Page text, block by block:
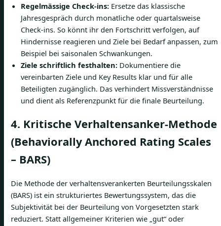
Regelmässige Check-ins: Ersetze das klassische
Jahresgespräch durch monatliche oder quartalsweise
Check-ins. So könnt ihr den Fortschritt verfolgen, auf
Hindernisse reagieren und Ziele bei Bedarf anpassen, zum
Beispiel bei saisonalen Schwankungen.
Ziele schriftlich festhalten: Dokumentiere die
vereinbarten Ziele und Key Results klar und für alle
Beteiligten zugänglich. Das verhindert Missverständnisse
und dient als Referenzpunkt für die finale Beurteilung.
4. Kritische Verhaltensanker-Methode
(Behaviorally Anchored Rating Scales
– BARS)
Die Methode der verhaltensverankerten Beurteilungsskalen
(BARS) ist ein strukturiertes Bewertungssystem, das die
Subjektivität bei der Beurteilung von Vorgesetzten stark
reduziert. Statt allgemeiner Kriterien wie „gut“ oder